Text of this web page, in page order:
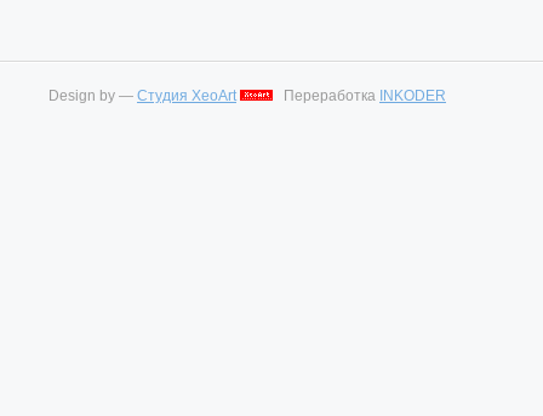
Design by — Студия XeoArt Переработка INKODER